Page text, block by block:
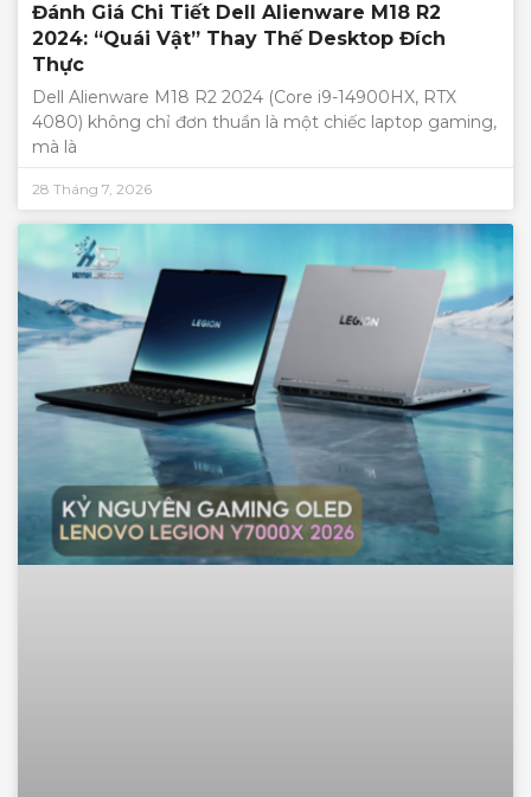
Đánh Giá Chi Tiết Dell Alienware M18 R2
2024: “Quái Vật” Thay Thế Desktop Đích
Thực
Dell Alienware M18 R2 2024 (Core i9-14900HX, RTX
4080) không chỉ đơn thuần là một chiếc laptop gaming,
mà là
28 Tháng 7, 2026